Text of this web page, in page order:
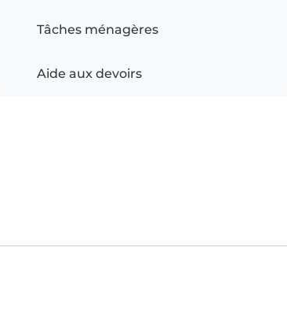
Tâches ménagères
Aide aux devoirs